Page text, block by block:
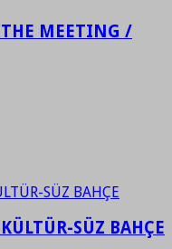
THE MEETING /
SÜZ BAHÇE